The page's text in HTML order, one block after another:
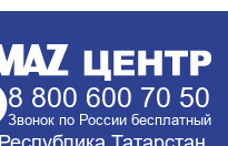
8 800 600 70 50
Звонок по России бесплатный